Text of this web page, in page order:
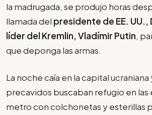
la madrugada, se produjo horas
llamada del presidente de EE. UU.,
líder del Kremlin, Vladímir Putin,
que deponga las armas.
La noche caía en la capital
precavidos buscaban refugio en las
metro con colchonetas y esterillas